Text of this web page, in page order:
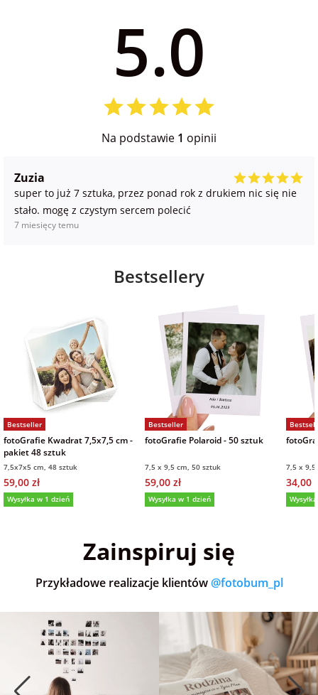
5.0
Na podstawie 1 opinii
Zuzia
super to już 7 sztuka, przez ponad rok z drukiem nic się nie
stało. mogę z czystym sercem polecić
7 miesięcy temu
Bestsellery
Bestseller
fotoGrafie Kwadrat 7,5x7,5 cm -
pakiet 48 sztuk
7,5x7x5 cm, 48 sztuk
59,00 zł
Wysyłka w 1 dzień
Bestseller
fotoGrafie Polaroid - 50 sztuk
7,5 x 9,5 cm, 50 sztuk
59,00 zł
Wysyłka w 1 dzień
7,5 x
34,00
Zainspiruj się
Przykładowe realizacje klientów @fotobum_pl